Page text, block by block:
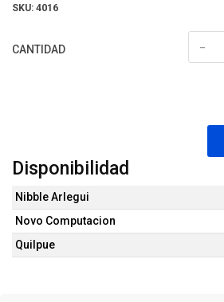
SKU: 4016
CANTIDAD -
Disponibilidad
Nibble Arlegui
Novo Computacion
Quilpue